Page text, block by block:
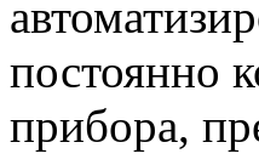
постоянно
прибора,